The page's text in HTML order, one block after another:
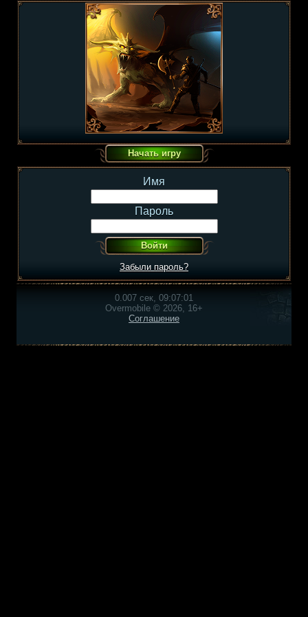
Имя
Пароль
Забыли пароль?
0.007 сек, 09:07:01
Overmobile © 2026, 16+
Соглашение